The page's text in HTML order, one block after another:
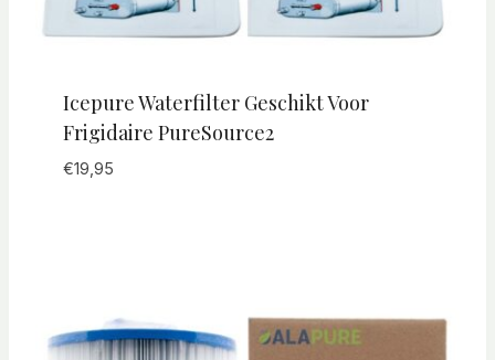
Icepure Waterfilter Geschikt Voor
Frigidaire PureSource2
€19,95